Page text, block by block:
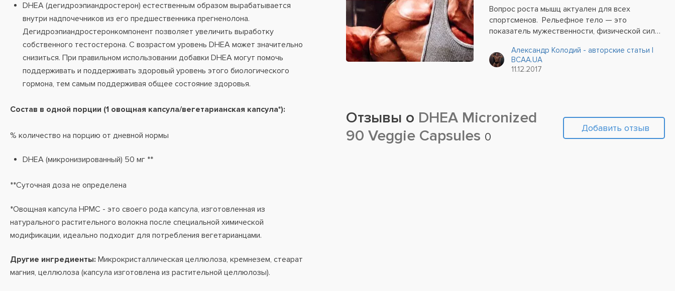
DHEA (дегидроэпиандростерон) естественным образом вырабатывается
внутри надпочечников из его предшественника прегненолона.
Дегидроэпиандростеронкомпонент позволяет увеличить выработку
собственного тестостерона. С возрастом уровень DHEA может значительно
снизиться. При правильном использовании добавки DHEA могут помочь
поддерживать и поддерживать здоровый уровень этого биологического
гормона, тем самым поддерживая общее состояние здоровья.
Состав в одной порции (1 овощная капсула/вегетарианская капсула*):
% количество на порцию от дневной нормы
DHEA (микронизированный) 50 мг **
**Суточная доза не определена
*Овощная капсула HPMC - это своего рода капсула, изготовленная из
натурального растительного волокна после специальной химической
модификации, идеально подходит для потребления вегетарианцами.
Другие ингредиенты: Микрокристаллическая целлюлоза, кремнезем, стеарат
магния, целлюлоза (капсула изготовлена ​​из растительной целлюлозы).
Вопрос роста мышц актуален для всех
спортсменов. Рельефное тело — это
показатель мужественности, физической силы
такого статуса атлеты способны пойти на
многое — от наращивания массы естественным
Александр Колодий - авторские статьи |
BCAA.UA
11.12.2017
Отзывы о DHEA Micronized
90 Veggie Capsules 0
Добавить отзыв